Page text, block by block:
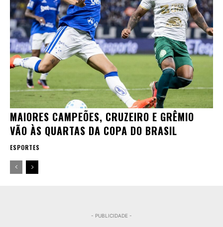
MAIORES CAMPEÕES, CRUZEIRO E GRÊMIO
VÃO ÀS QUARTAS DA COPA DO BRASIL
ESPORTES
- PUBLICIDADE -